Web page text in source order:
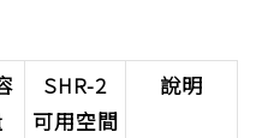
SHR-2
可用空間
說明